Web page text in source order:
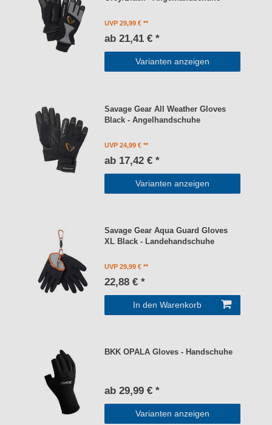
UVP 29,99 €
ab 21,41 € *
Varianten anzeigen
Savage Gear All Weather Gloves
Black - Angelhandschuhe
UVP 24,99 €
ab 17,42 € *
Varianten anzeigen
Savage Gear Aqua Guard Gloves
XL Black - Landehandschuhe
UVP 29,99 €
22,88 € *
In den Warenkorb
BKK OPALA Gloves - Handschuhe
ab 29,99 € *
Varianten anzeigen